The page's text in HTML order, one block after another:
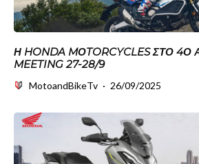
Η HONDA MΟTORCYCLES ΣΤΟ 4Ο
MEETING 27-28/9
MotoandBikeTv · 26/09/2025